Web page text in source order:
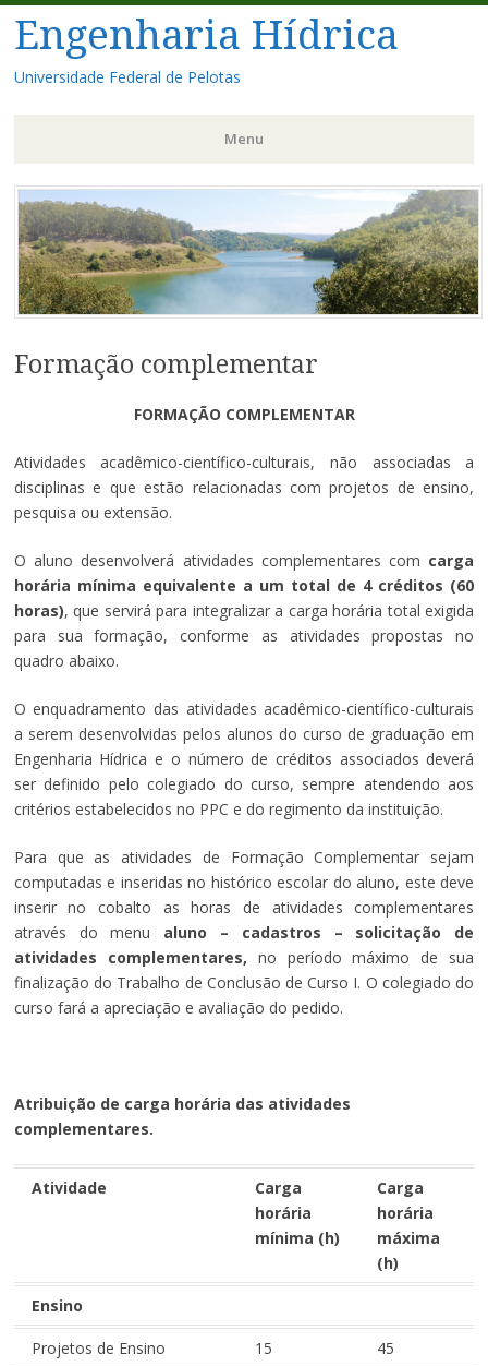
Engenharia Hídrica
Universidade Federal de Pelotas
Menu
Pular
para
o
conteúdo
Formação complementar
FORMAÇÃO COMPLEMENTAR
Atividades acadêmico-científico-culturais, não associadas a
disciplinas e que estão relacionadas com projetos de ensino,
pesquisa ou extensão.
O aluno desenvolverá atividades complementares com carga
horária mínima equivalente a um total de 4 créditos (60
horas), que servirá para integralizar a carga horária total exigida
para sua formação, conforme as atividades propostas no
quadro abaixo.
O enquadramento das atividades acadêmico-científico-culturais
a serem desenvolvidas pelos alunos do curso de graduação em
Engenharia Hídrica e o número de créditos associados deverá
ser definido pelo colegiado do curso, sempre atendendo aos
critérios estabelecidos no PPC e do regimento da instituição.
Para que as atividades de Formação Complementar sejam
computadas e inseridas no histórico escolar do aluno, este deve
inserir no cobalto as horas de atividades complementares
através do menu aluno – cadastros – solicitação de
atividades complementares, no período máximo de sua
finalização do Trabalho de Conclusão de Curso I. O colegiado do
curso fará a apreciação e avaliação do pedido.
Atribuição de carga horária das atividades
complementares.
Atividade
Carga
horária
mínima (h)
Carga
horária
máxima
(h)
Ensino
Projetos de Ensino 15 45